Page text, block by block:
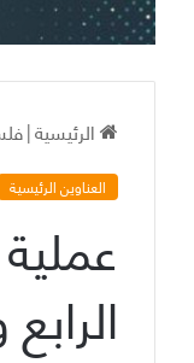
الرئيسية|
العناوين الرئيسية